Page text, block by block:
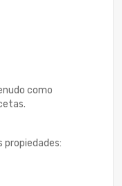
como
propiedades: